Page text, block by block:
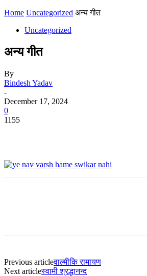
Home Uncategorized अन्य गीत
Uncategorized
अन्य गीत
By
Bindesh Yadav
-
December 17, 2024
0
1155
Previous articleवाल्मीकि रामायण
Next articleस्वामी श्रद्धानन्द